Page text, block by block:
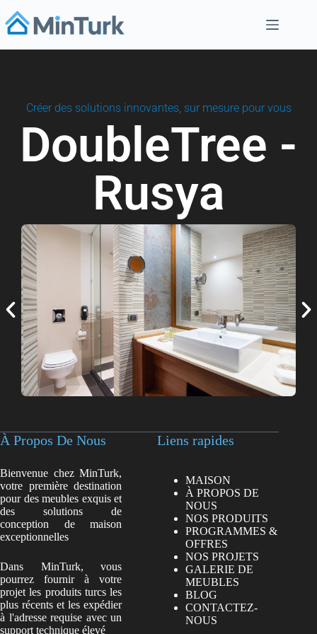
Créer des solutions innovantes, sur mesure pour vous
DoubleTree -
Rusya
À Propos De Nous
Bienvenue chez MinTurk,
votre première destination
pour des meubles exquis et
des solutions de
conception de maison
exceptionnelles
Dans MinTurk, vous
pourrez fournir à votre
projet les produits turcs les
plus récents et les expédier
à l'adresse requise avec un
support technique élevé
Liens rapides
MAISON
À PROPOS DE
NOUS
NOS PRODUITS
PROGRAMMES &
OFFRES
NOS PROJETS
GALERIE DE
MEUBLES
BLOG
CONTACTEZ-
NOUS